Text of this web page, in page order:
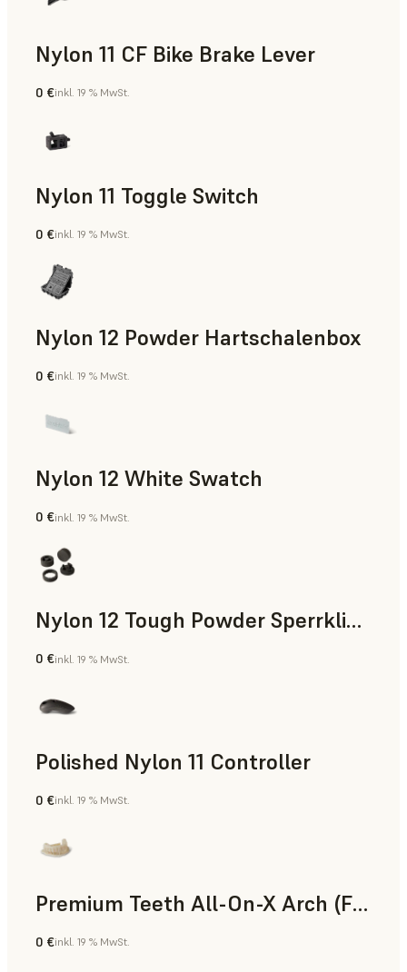
Nylon 11 CF Bike Brake Lever
SLS-Pulver
0 €inkl. 19 % MwSt.
Nylon 11 Toggle Switch
SLS-Pulver
0 €inkl. 19 % MwSt.
Nylon 12 Powder Hartschalenbox
SLS-Pulver
0 €inkl. 19 % MwSt.
Nylon 12 White Swatch
SLS-Pulver
0 €inkl. 19 % MwSt.
Nylon 12 Tough Powder Sperrklinke
SLS-Pulver
0 €inkl. 19 % MwSt.
Polished Nylon 11 Controller
SLS-Pulver
0 €inkl. 19 % MwSt.
Premium Teeth All-On-X Arch (Form 4)
Zahnmedizin
0 €inkl. 19 % MwSt.